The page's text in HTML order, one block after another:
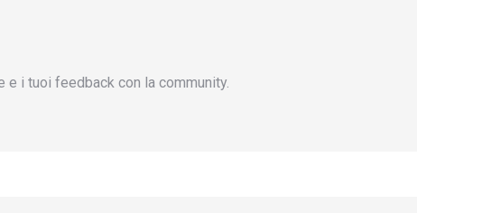
i tuoi feedback con la community.